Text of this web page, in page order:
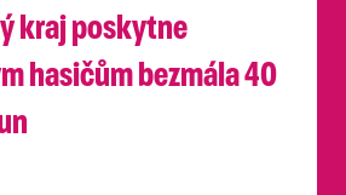
kraj poskytne
hasičům bezmála 40